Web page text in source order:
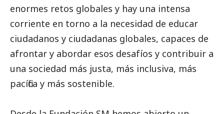
enormes retos globales y hay una intensa
corriente en torno a la necesidad de educar
ciudadanos y ciudadanas globales, capaces de
afrontar y abordar esos desafíos y contribuir a
una sociedad más justa, más inclusiva, más
pacífica y más sostenible.